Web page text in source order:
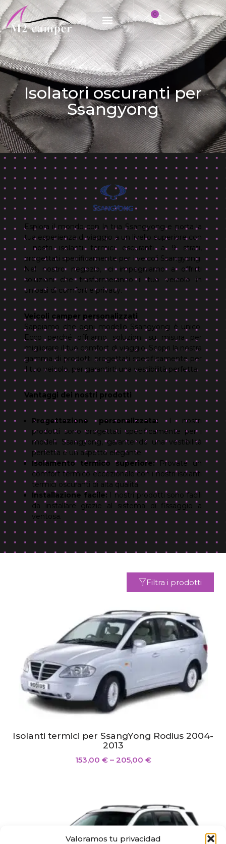
Valoramos tu privacidad
Vai
al
contenuto
0
Isolatori oscuranti per
Ssangyong
Esplora il mondo con la tua Ssangyong e porta la
tua esperienza di viaggio a un livello superiore con
i nostri isolanti termici oscuranti a 9 strati,
progettati specificamente per i veicoli Ssangyong.
Nel nostro negozio, ci impegniamo a offrirti
soluzioni che trasformeranno il tuo veicolo in
un'oasi di comfort e privacy.
Veicoli camper personalizzati
Sappiamo che ogni modello Ssangyong è unico.
Ecco perché offriamo soluzioni su misura per
migliorare il tuo comfort di viaggio. Scopri la nostra
gamma di prodotti progettati specificamente per
il tuo veicolo, per garantirti una vestibilità perfetta.
Vantaggi dei nostri prodotti
Progettazione personalizzata: I nostri
prodotti sono progettati specificamente per i
modelli Ssangyong, garantendo una vestibilità
perfetta e un aspetto elegante.
Isolamento termico superiore:Provate un
comfort termico eccezionale con i nostri isolanti
termici oscuranti di alta qualità.
Installazione facile: I nostri prodotti sono facili
da installare grazie al sistema di fissaggio a
ventosa.
Filtra i prodotti
Isolanti termici per SsangYong Rodius 2004-
2013
153,00 € – 205,00 €